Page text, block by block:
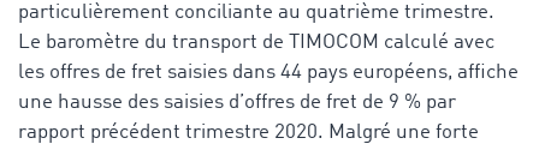
particulièrement conciliante au quatrième trimestre.
Le baromètre du transport de TIMOCOM calculé avec
les offres de fret saisies dans 44 pays européens, affiche
une hausse des saisies d’offres de fret de 9 % par
rapport précédent trimestre 2020. Malgré une forte